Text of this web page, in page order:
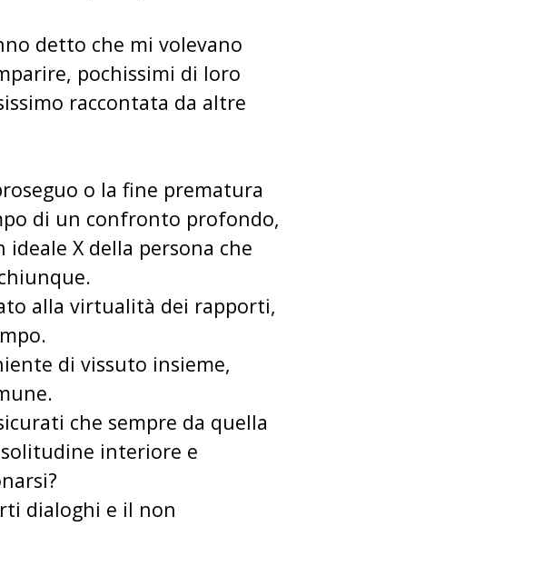
detto che mi volevano
pochissimi di loro
raccontata da altre
o la fine prematura
di un confronto profondo,
X della persona che
alla virtualità dei rapporti,
di vissuto insieme,
che sempre da quella
interiore e
dialoghi e il non